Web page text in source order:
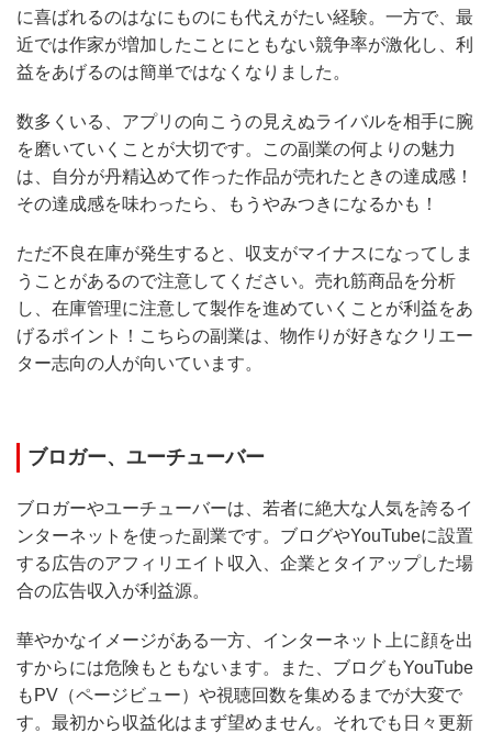
に喜ばれるのはなにものにも代えがたい経験。一方で、最
近では作家が増加したことにともない競争率が激化し、利
益をあげるのは簡単ではなくなりました。
数多くいる、アプリの向こうの見えぬライバルを相手に腕
を磨いていくことが大切です。この副業の何よりの魅力
は、自分が丹精込めて作った作品が売れたときの達成感！
その達成感を味わったら、もうやみつきになるかも！
ただ不良在庫が発生すると、収支がマイナスになってしま
うことがあるので注意してください。売れ筋商品を分析
し、在庫管理に注意して製作を進めていくことが利益をあ
げるポイント！こちらの副業は、物作りが好きなクリエー
ター志向の人が向いています。
ブロガー、ユーチューバー
ブロガーやユーチューバーは、若者に絶大な人気を誇るイ
ンターネットを使った副業です。ブログやYouTubeに設置
する広告のアフィリエイト収入、企業とタイアップした場
合の広告収入が利益源。
華やかなイメージがある一方、インターネット上に顔を出
すからには危険もともないます。また、ブログもYouTube
もPV（ページビュー）や視聴回数を集めるまでが大変で
す。最初から収益化はまず望めません。それでも日々更新